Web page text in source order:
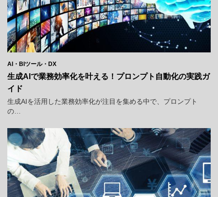
AI・BIツール・DX
生成AIで業務効率化を叶える！プロンプト自動化の実践ガ
イド
生成AIを活用した業務効率化が注目を集める中で、プロンプト
の…